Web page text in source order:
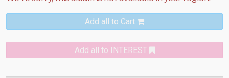
Add all to Cart
Add all to INTEREST